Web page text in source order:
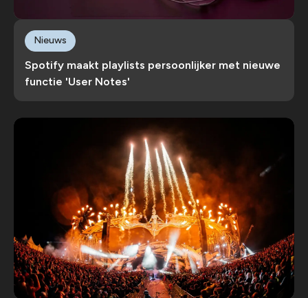
Spotify maakt playlists persoonlijker met nieuwe
functie 'User Notes'
Nieuws